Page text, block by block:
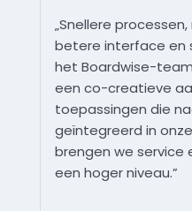
„Snellere
betere interface en
het Boardwise-
een co-creatieve
toepassingen die
geïntegreerd in
brengen we service
een hoger niveau.”